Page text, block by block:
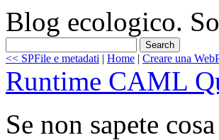
Blog ecologico.
<< SPFile e metadati | Home | Creare una
Runtime CAML
Se non sapete